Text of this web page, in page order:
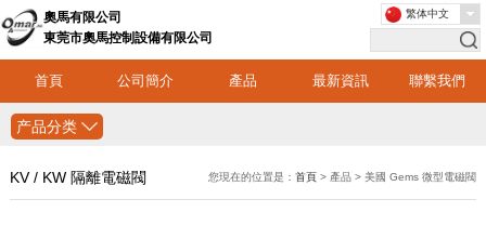
奧馬有限公司
東莞市奧馬控制設備有限公司
首頁 公司簡介 產品 最新資訊 聯繫我們
繁体中文
产品分类
KV / KW 隔離電磁閥 您現在的位置是：首頁 > 產品 > 美國 Gems 微型電磁閥